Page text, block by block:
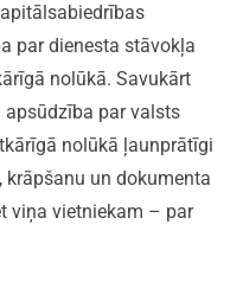
par dienesta stāvokļa
nolūkā. Savukārt
par valsts
nolūkā ļaunprātīgi
un dokumenta
viņa vietniekam – par